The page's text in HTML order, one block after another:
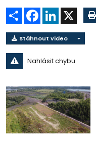
Sdílet Facebook
LinkedIn
Stáhnout video
Nahlásit chybu